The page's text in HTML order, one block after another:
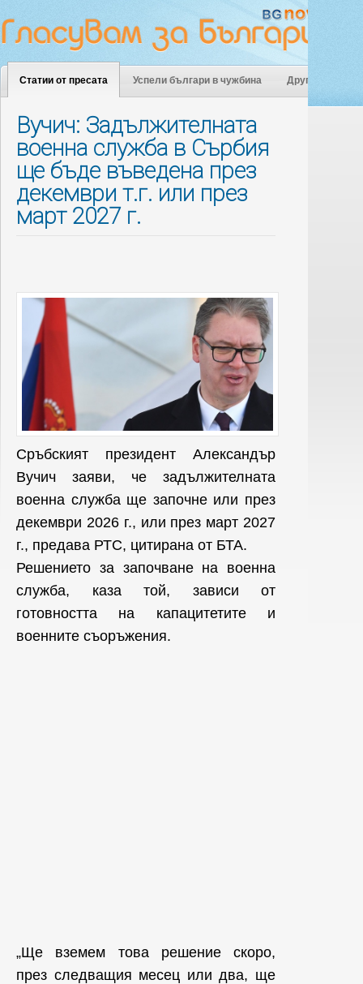
Статии от пресата Успели българи в чужбина Други
Вучич: Задължителната
военна служба в Сърбия
ще бъде въведена през
декември т.г. или през
март 2027 г.
Сръбският президент Александър
Вучич заяви, че задължителната
военна служба ще започне или през
декември 2026 г., или през март 2027
г., предава РТС, цитирана от БТА.
Решението за започване на военна
служба, каза той, зависи от
готовността на капацитетите и
военните съоръжения.
„Ще вземем това решение скоро,
през следващия месец или два, ще